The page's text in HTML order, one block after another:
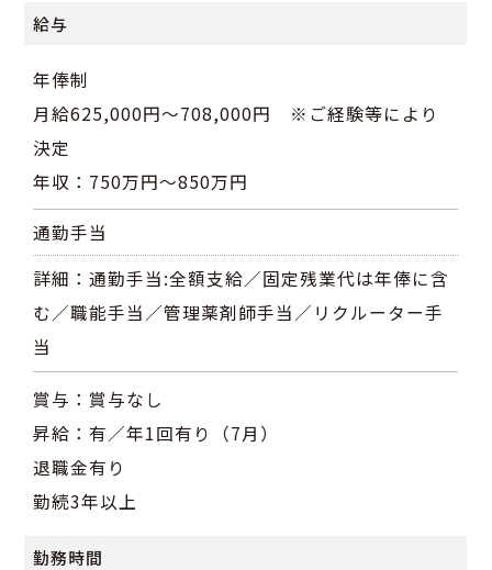
給与
年俸制
月給625,000円～708,000円 ※ご経験等により
決定
年収：750万円～850万円
通勤手当
詳細：通勤手当:全額支給／固定残業代は年俸に含
む／職能手当／管理薬剤師手当／リクルーター手
当
賞与：賞与なし
昇給：有／年1回有り（7月）
退職金有り
勤続3年以上
勤務時間